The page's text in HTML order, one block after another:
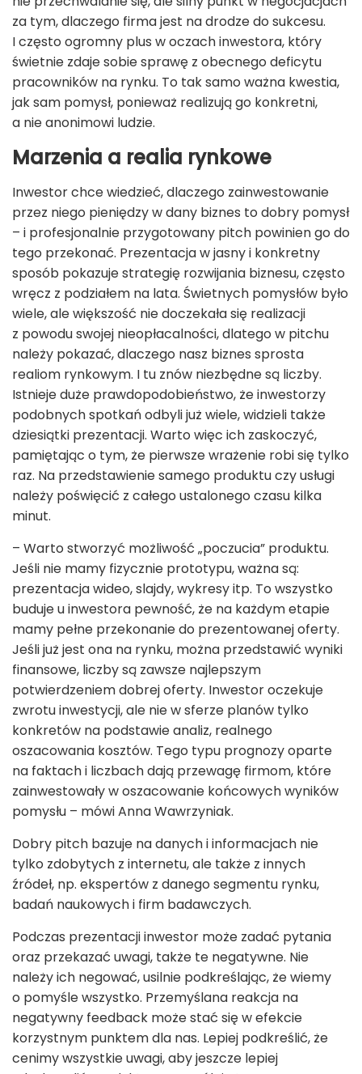
za tym, dlaczego firma jest na drodze do sukcesu.
I często ogromny plus w oczach inwestora, który
świetnie zdaje sobie sprawę z obecnego deficytu
pracowników na rynku. To tak samo ważna kwestia,
jak sam pomysł, ponieważ realizują go konkretni,
a nie anonimowi ludzie.
Marzenia a realia rynkowe
Inwestor chce wiedzieć, dlaczego zainwestowanie
przez niego pieniędzy w dany biznes to dobry pomysł
– i profesjonalnie przygotowany pitch powinien go do
tego przekonać. Prezentacja w jasny i konkretny
sposób pokazuje strategię rozwijania biznesu, często
wręcz z podziałem na lata. Świetnych pomysłów było
wiele, ale większość nie doczekała się realizacji
z powodu swojej nieopłacalności, dlatego w pitchu
należy pokazać, dlaczego nasz biznes sprosta
realiom rynkowym. I tu znów niezbędne są liczby.
Istnieje duże prawdopodobieństwo, że inwestorzy
podobnych spotkań odbyli już wiele, widzieli także
dziesiątki prezentacji. Warto więc ich zaskoczyć,
pamiętając o tym, że pierwsze wrażenie robi się tylko
raz. Na przedstawienie samego produktu czy usługi
należy poświęcić z całego ustalonego czasu kilka
minut.
– Warto stworzyć możliwość „poczucia” produktu.
Jeśli nie mamy fizycznie prototypu, ważna są:
prezentacja wideo, slajdy, wykresy itp. To wszystko
buduje u inwestora pewność, że na każdym etapie
mamy pełne przekonanie do prezentowanej oferty.
Jeśli już jest ona na rynku, można przedstawić wyniki
finansowe, liczby są zawsze najlepszym
potwierdzeniem dobrej oferty. Inwestor oczekuje
zwrotu inwestycji, ale nie w sferze planów tylko
konkretów na podstawie analiz, realnego
oszacowania kosztów. Tego typu prognozy oparte
na faktach i liczbach dają przewagę firmom, które
zainwestowały w oszacowanie końcowych wyników
pomysłu – mówi Anna Wawrzyniak.
Dobry pitch bazuje na danych i informacjach nie
tylko zdobytych z internetu, ale także z innych
źródeł, np. ekspertów z danego segmentu rynku,
badań naukowych i firm badawczych.
Podczas prezentacji inwestor może zadać pytania
oraz przekazać uwagi, także te negatywne. Nie
należy ich negować, usilnie podkreślając, że wiemy
o pomyśle wszystko. Przemyślana reakcja na
negatywny feedback może stać się w efekcie
korzystnym punktem dla nas. Lepiej podkreślić, że
cenimy wszystkie uwagi, aby jeszcze lepiej